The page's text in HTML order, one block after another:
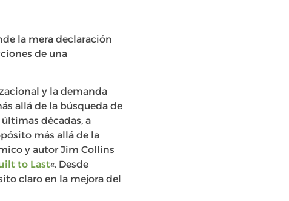
la mera declaración
de una
y la demanda
allá de la búsqueda de
décadas, a
más allá de la
y autor Jim Collins
to Last«. Desde
claro en la mejora del